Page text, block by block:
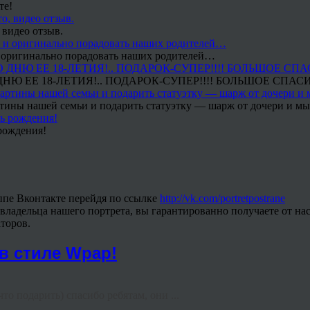
отзыв.
порадовать наших родителей…
ЕЕ 18-ЛЕТИЯ!.. ПОДАРОК-СУПЕР!!!! БОЛЬШОЕ
нашей семьи и подарить статуэтку — шарж от дочери и
Вконтакте перейдя по ссылке http://vk.com/portretpostrane
нашего портрета, вы гарантированно получаете от
стиле Wpap!